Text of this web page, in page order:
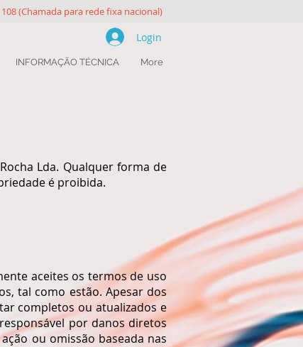
108 (Chamada para rede fixa nacional)
INFORMAÇÃO TÉCNICA More
Login
Lda. Qualquer forma de
é proibida.
aceites os termos de uso
tal como estão. Apesar dos
completos ou atualizados e
por danos diretos
ou omissão baseada nas